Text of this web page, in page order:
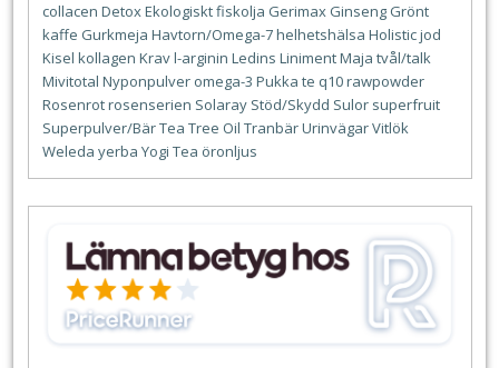
collacen DetoxEkologisktfiskolja Gerimax Ginseng Grönt
kaffe Gurkmeja Havtorn/Omega-7helhetshälsa Holisticjod
Kisel kollagen Kravl-arginin Ledins LinimentMaja tvål/talk
Mivitotal Nyponpulver omega-3 Pukka te q10rawpowder
Rosenrotrosenserien Solaray Stöd/Skydd Sulor superfruit
Superpulver/BärTea Tree Oil TranbärUrinvägarVitlök
Weleda yerba Yogi Tea öronljus